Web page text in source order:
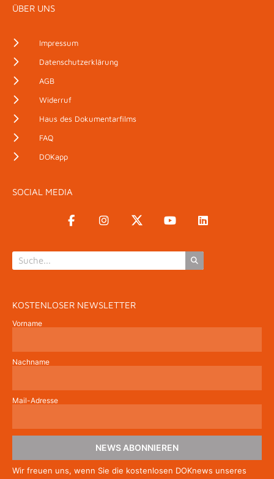
ÜBER UNS
Impressum
Datenschutzerklärung
AGB
Widerruf
Haus des Dokumentarfilms
FAQ
DOKapp
SOCIAL MEDIA
KOSTENLOSER NEWSLETTER
Vorname
Nachname
Mail-Adresse
NEWS ABONNIEREN
Wir freuen uns, wenn Sie die kostenlosen DOKnews unseres